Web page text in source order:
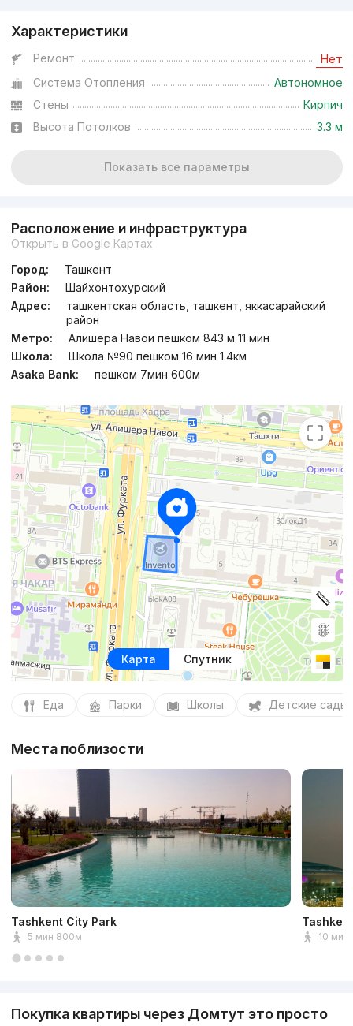
от23.6 млн сум
Сдан,Rieltor16
3к квартира, 72 м²
+998 (93) 570...
Характеристики
Ремонт Нет
Система Отопления
Автономное
Стены
Кирпич
Высота Потолков
3.3 м
Показать все параметры
Расположение и инфраструктура
Открыть в Google Картах
Город:
Ташкент
Район:
Шайхонтохурский
Адрес:
ташкентская область, ташкент, яккасарайский
район
Метро:
Алишера Навои пешком 843 м 11 мин
Школа:
Школа №90 пешком 16 мин 1.4км
Asaka Bank:
пешком 7мин 600м
Карта Спутник
Еда Парки Школы Детские сады
Места поблизости
Tashkent City Park
5 мин 800м 10 мин
Покупка квартиры через Домтут это просто